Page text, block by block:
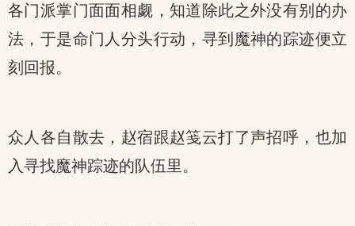
各门派掌门面面相觑，知道除此之外没有别的办
法，于是命门人分头行动，寻到魔神的踪迹便立
刻回报。
众人各自散去，赵宿跟赵笺云打了声招呼，也加
入寻找魔神踪迹的队伍里。